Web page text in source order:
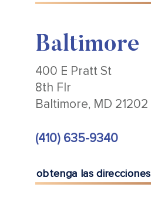
Baltimore
400 E Pratt St
8th Flr
Baltimore, MD 21202
(410) 635-9340
obtenga las direcciones